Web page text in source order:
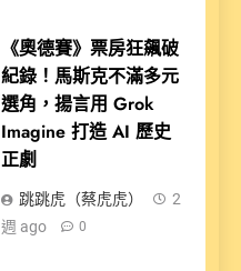
《奧德賽》票房狂飆破
紀錄！馬斯克不滿多元
選角，揚言用 Grok
Imagine 打造 AI 歷史
正劇
跳跳虎（蔡虎虎）
2
週 ago
0